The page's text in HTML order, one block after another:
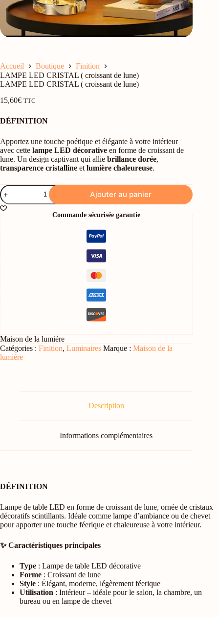
Accueil Boutique
Finition
LAMPE LED CRISTAL ( croissant de lune)
LAMPE LED CRISTAL ( croissant de lune)
15,60€ TTC
DÉFINITION
Apportez une touche poétique et élégante à votre intérieur
avec cette lampe LED décorative en forme de croissant de
lune. Un design captivant qui allie brillance dorée,
transparence cristalline et lumière chaleureuse.
quantité
de
LAMPE
LED
CRISTAL
(
croissant
de
lune)
Ajouter au panier
Commande sécurisée garantie
Maison de la lumiére
Catégories : Finition, Luminaires Marque : Maison de la
lumiére
Description
Informations complémentaires
DÉFINITION
Lampe de table LED en forme de croissant de lune, ornée de cristaux
décoratifs scintillants. Idéale comme lampe d’ambiance ou de chevet
pour apporter une touche féerique et chaleureuse à votre intérieur.
✨ Caractéristiques principales
Type : Lampe de table LED décorative
Forme : Croissant de lune
Style : Élégant, moderne, légèrement féerique
Utilisation : Intérieur – idéale pour le salon, la chambre, un
bureau ou en lampe de chevet